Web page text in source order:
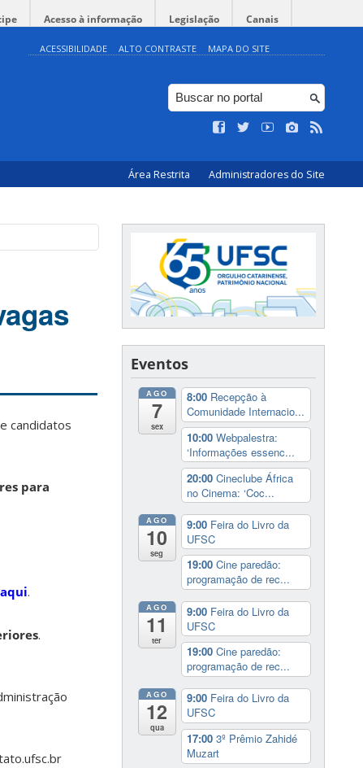
Acesso à informação Legislação Canais
ACESSIBILIDADE ALTO CONTRASTE MAPA DO SITE
Área Restrita Administradores do Site
candidatos
para
aqui.
.
Eventos
AGO
7
sex
8:00 Recepção à
Comunidade Internacio...
10:00 Webpalestra:
‘Informações essenc...
20:00 Cineclube África
no Cinema: ‘Coc...
AGO
10
seg
9:00 Feira do Livro da
UFSC
19:00 Cine paredão:
programação de rec...
AGO
11
ter
9:00 Feira do Livro da
UFSC
19:00 Cine paredão:
programação de rec...
AGO
12
qua
9:00 Feira do Livro da
UFSC
17:00 3º Prêmio Zahidé
Muzart